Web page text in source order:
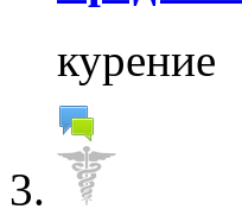
курение